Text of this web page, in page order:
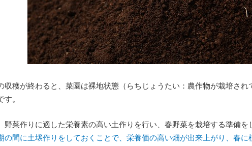
収穫が終わると、菜園は裸地状態（らちじょうたい：農作物が栽培され
す。
野菜作りに適した栄養素の高い土作りを行い、春野菜を栽培する準備を
の間に土壌作りをしておくことで、栄養価の高い畑が出来上がり、春に